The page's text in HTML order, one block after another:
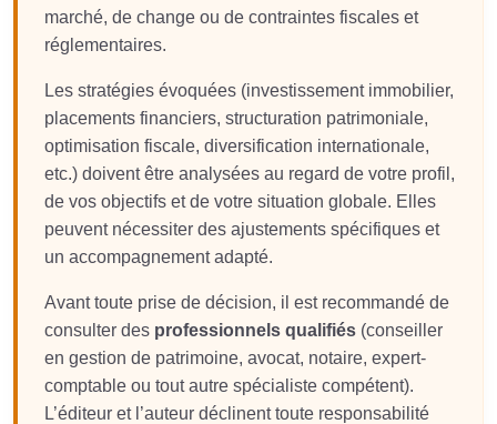
marché, de change ou de contraintes fiscales et
réglementaires.
Les stratégies évoquées (investissement immobilier,
placements financiers, structuration patrimoniale,
optimisation fiscale, diversification internationale,
etc.) doivent être analysées au regard de votre profil,
de vos objectifs et de votre situation globale. Elles
peuvent nécessiter des ajustements spécifiques et
un accompagnement adapté.
Avant toute prise de décision, il est recommandé de
consulter des professionnels qualifiés (conseiller
en gestion de patrimoine, avocat, notaire, expert-
comptable ou tout autre spécialiste compétent).
L’éditeur et l’auteur déclinent toute responsabilité